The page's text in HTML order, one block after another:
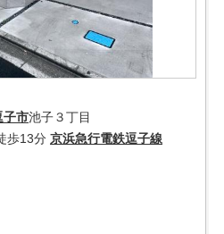
子市池子３丁目
歩13分 京浜急行電鉄逗子線